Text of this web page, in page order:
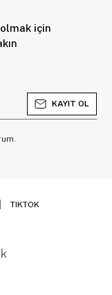
için
KAYIT OL
TIKTOK